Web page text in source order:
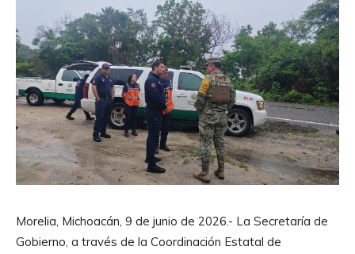
Morelia, Michoacán, 9 de junio de 2026.- La Secretaría de
Gobierno, a través de la Coordinación Estatal de